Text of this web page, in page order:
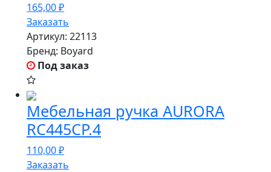
165,00₽
Заказать
Артикул: 22113
Бренд: Boyard
Под заказ
Мебельная ручка AURORA
RC445CP.4
110,00₽
Заказать